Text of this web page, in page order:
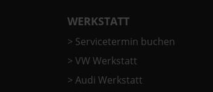
WERKSTATT
> Servicetermin buchen
> VW Werkstatt
> Audi Werkstatt